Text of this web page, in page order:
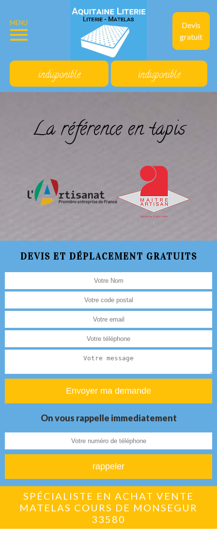
Devis
gratuit
MENU
indisponible indisponible
La référence en tapis
DEVIS ET DÉPLACEMENT GRATUITS
On vous rappelle immediatement
SPÉCIALISTE EN ACHAT VENTE
MATELAS COURS DE MONSEGUR
33580